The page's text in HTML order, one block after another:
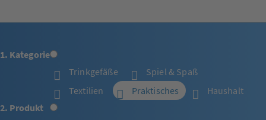
1. Kategorie
Trinkgefäße
Spiel & Spaß
Textilien
Praktisches
Haushalt
2. Produkt